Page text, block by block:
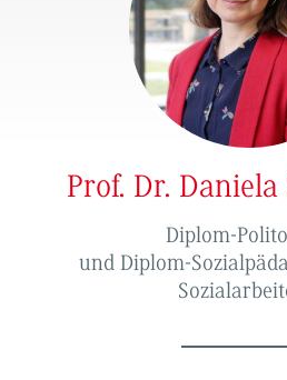
Prof. Dr.
Diplom-
und Diplom-